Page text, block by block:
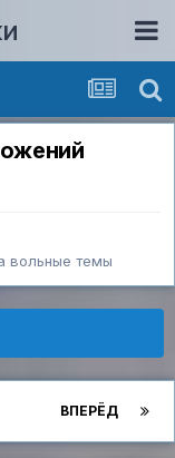
вольные темы
ВПЕРЁД